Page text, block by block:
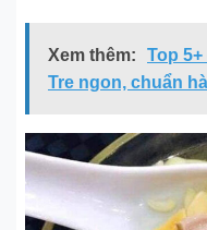
Xem thêm:
Top
Tre ngon, chuẩn